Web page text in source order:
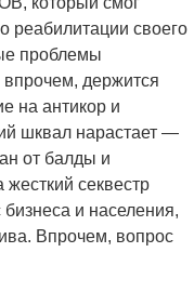
реабилитации своего
проблемы
держится
на антикор и
шквал нарастает —
от балды и
жесткий секвестр
и населения,
Впрочем, вопрос